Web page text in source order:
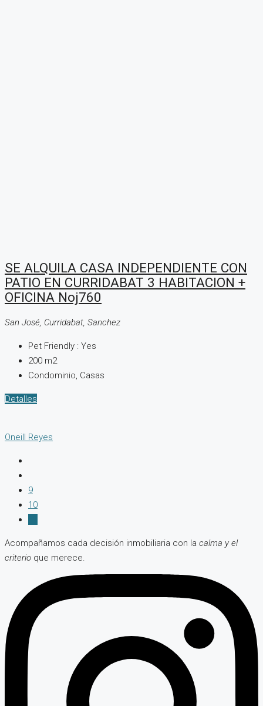
SE ALQUILA CASA INDEPENDIENTE CON
PATIO EN CURRIDABAT 3 HABITACION +
OFICINA Noj760
San José, Curridabat, Sanchez
Pet Friendly : Yes
200 m2
Condominio, Casas
Detalles
Oneill Reyes
9
10
Acompañamos cada decisión inmobiliaria con la calma y el
criterio que merece.